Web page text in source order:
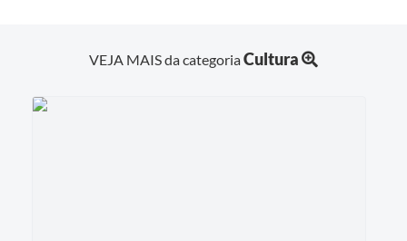
VEJA MAIS da categoriaCultura